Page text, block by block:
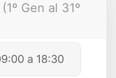
Gen al 31º
a 18:30